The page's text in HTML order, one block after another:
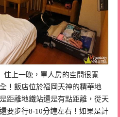
上一晚，單人房的空間很寬
！飯店位於福岡天神的精華地
距離地鐵站還是有點距離，從天
要步行8-10分鐘左右！如果是計